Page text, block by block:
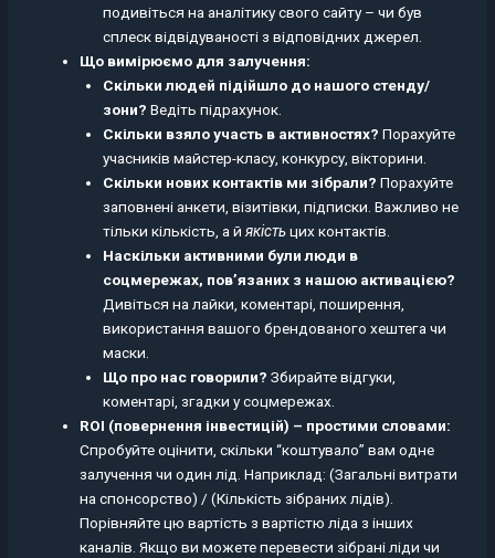
подивіться на аналітику свого сайту – чи був
сплеск відвідуваності з відповідних джерел.
Що вимірюємо для залучення:
Скільки людей підійшло до нашого стенду/
зони? Ведіть підрахунок.
Скільки взяло участь в активностях? Порахуйте
учасників майстер-класу, конкурсу, вікторини.
Скільки нових контактів ми зібрали? Порахуйте
заповнені анкети, візитівки, підписки. Важливо не
тільки кількість, а йякістьцих контактів.
Наскільки активними були люди в
соцмережах, пов’язаних з нашою активацією?
Дивіться на лайки, коментарі, поширення,
використання вашого брендованого хештега чи
маски.
Що про нас говорили? Збирайте відгуки,
коментарі, згадки у соцмережах.
ROI (повернення інвестицій) – простими словами:
Спробуйте оцінити, скільки “коштувало” вам одне
залучення чи один лід. Наприклад: (Загальні витрати
на спонсорство) / (Кількість зібраних лідів).
Порівняйте цю вартість з вартістю ліда з інших
каналів. Якщо ви можете перевести зібрані ліди чи